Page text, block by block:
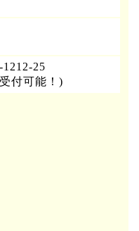
25
付可能！)